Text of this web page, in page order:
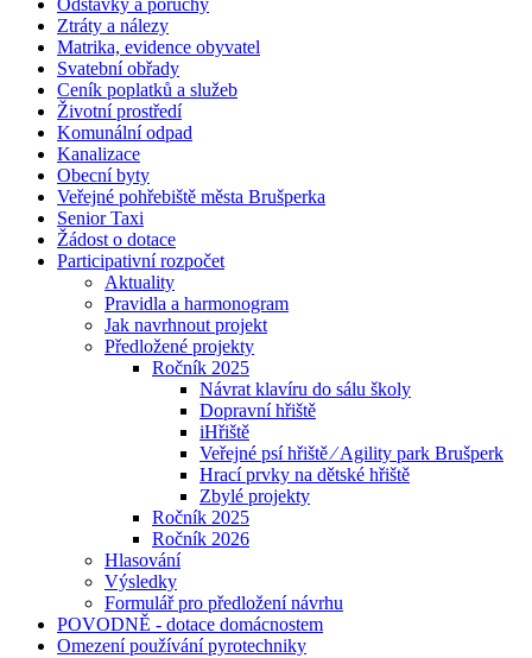
Odstávky a poruchy
Ztráty a nálezy
Matrika, evidence obyvatel
Svatební obřady
Ceník poplatků a služeb
Životní prostředí
Komunální odpad
Kanalizace
Obecní byty
Veřejné pohřebiště města Brušperka
Senior Taxi
Žádost o dotace
Participativní rozpočet
Aktuality
Pravidla a harmonogram
Jak navrhnout projekt
Předložené projekty
Ročník 2025
Návrat klavíru do sálu školy
Dopravní hřiště
iHřiště
Veřejné psí hřiště ⁄ Agility park Brušperk
Hrací prvky na dětské hřiště
Zbylé projekty
Ročník 2025
Ročník 2026
Hlasování
Výsledky
Formulář pro předložení návrhu
POVODNĚ - dotace domácnostem
Omezení používání pyrotechniky